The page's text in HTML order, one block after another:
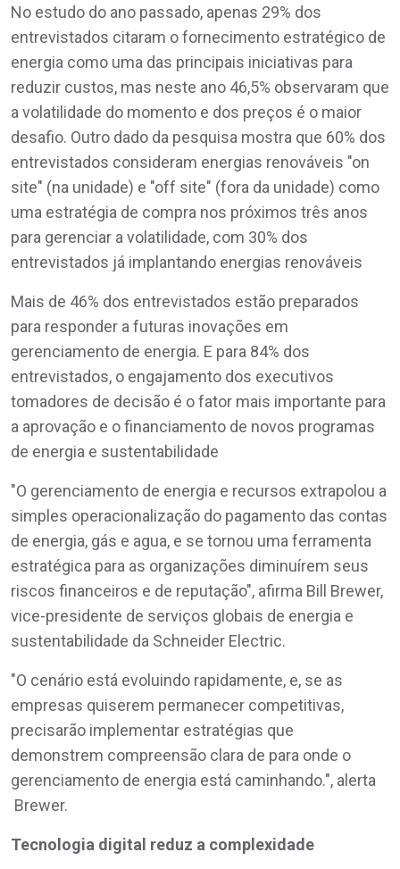
No estudo do ano passado, apenas 29% dos
entrevistados citaram o fornecimento estratégico de
energia como uma das principais iniciativas para
reduzir custos, mas neste ano 46,5% observaram que
a volatilidade do momento e dos preços é o maior
desafio. Outro dado da pesquisa mostra que 60% dos
entrevistados consideram energias renováveis "on
site" (na unidade) e "off site" (fora da unidade) como
uma estratégia de compra nos próximos três anos
para gerenciar a volatilidade, com 30% dos
entrevistados já implantando energias renováveis
Mais de 46% dos entrevistados estão preparados
para responder a futuras inovações em
gerenciamento de energia. E para 84% dos
entrevistados, o engajamento dos executivos
tomadores de decisão é o fator mais importante para
a aprovação e o financiamento de novos programas
de energia e sustentabilidade
"O gerenciamento de energia e recursos extrapolou a
simples operacionalização do pagamento das contas
de energia, gás e agua, e se tornou uma ferramenta
estratégica para as organizações diminuírem seus
riscos financeiros e de reputação", afirma Bill Brewer,
vice-presidente de serviços globais de energia e
sustentabilidade da Schneider Electric.
"O cenário está evoluindo rapidamente, e, se as
empresas quiserem permanecer competitivas,
precisarão implementar estratégias que
demonstrem compreensão clara de para onde o
gerenciamento de energia está caminhando.", alerta
Brewer.
Tecnologia digital reduz a complexidade